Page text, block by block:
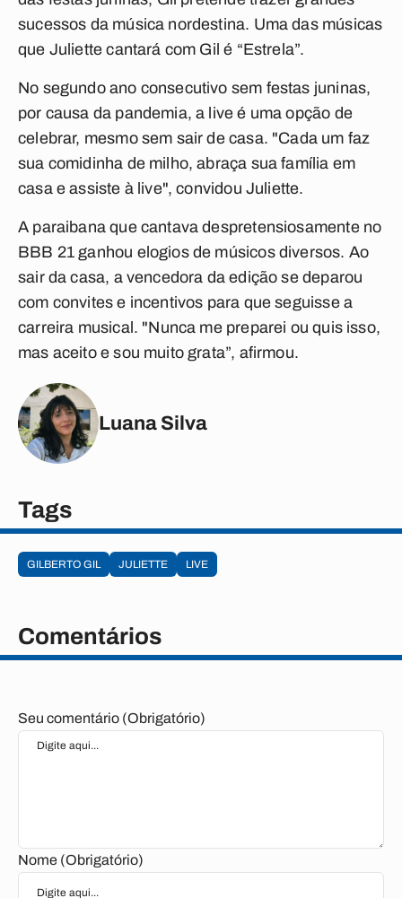
sucessos da música nordestina. Uma das músicas
que Juliette cantará com Gil é “Estrela”.
No segundo ano consecutivo sem festas juninas,
por causa da pandemia, a live é uma opção de
celebrar, mesmo sem sair de casa. "Cada um faz
sua comidinha de milho, abraça sua família em
casa e assiste à live", convidou Juliette.
A paraibana que cantava despretensiosamente no
BBB 21 ganhou elogios de músicos diversos. Ao
sair da casa, a vencedora da edição se deparou
com convites e incentivos para que seguisse a
carreira musical. "Nunca me preparei ou quis isso,
mas aceito e sou muito grata”, afirmou.
Luana Silva
Tags
GILBERTO GIL JULIETTE LIVE
Comentários
Seu comentário (Obrigatório)
Nome (Obrigatório)